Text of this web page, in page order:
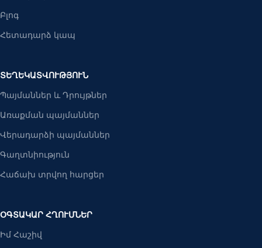
Բլոգ
Հետադարձ կապ
ՏԵՂԵԿԱՏՎՈՒԹՅՈՒՆ
Պայմաններ և Դրույթներ
Առաքման պայմաններ
Վերադարձի պայմաններ
Գաղտնիություն
Հաճախ տրվող հարցեր
ՕԳՏԱԿԱՐ ՀՂՈՒՄՆԵՐ
Իմ Հաշիվ